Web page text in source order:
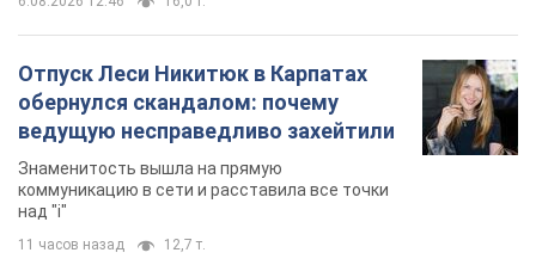
Отпуск Леси Никитюк в Карпатах
обернулся скандалом: почему
ведущую несправедливо захейтили
Знаменитость вышла на прямую
коммуникацию в сети и расставила все точки
над "i"
11 часов назад 12,7 т.